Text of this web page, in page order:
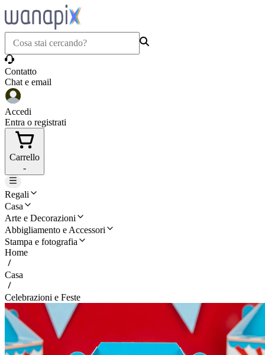
Contatto
Chat e email
Accedi
Entra o registrati
Carrello
-
Regali
Casa
Arte e Decorazioni
Abbigliamento e Accessori
Stampa e fotografia
Home
Casa
Celebrazioni e Feste